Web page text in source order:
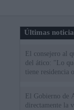
Últimas
El consejero al
del ático: "Lo
tiene residencia
El Gobierno de
directamente la